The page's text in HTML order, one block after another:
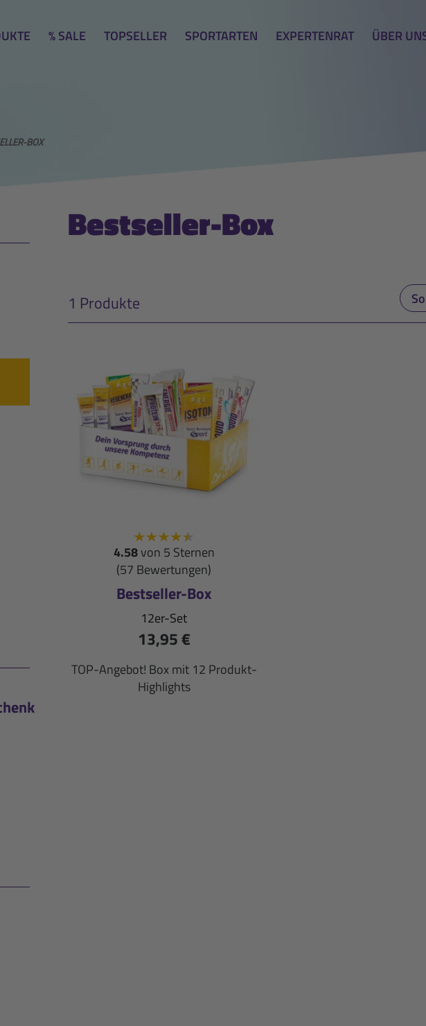
% SALE TOPSELLER SPORTARTEN EXPERTENRAT ÜBER
BOX
öffnen/schließen
schließen
öffnen/schließen
schließen
Bestseller-Box
1 Produkte
4.58von 5 Sternen
(57 Bewertungen)
Bestseller-Box
12er-Set
13,95 €
TOP-Angebot! Box mit 12 Produkt-
Highlights